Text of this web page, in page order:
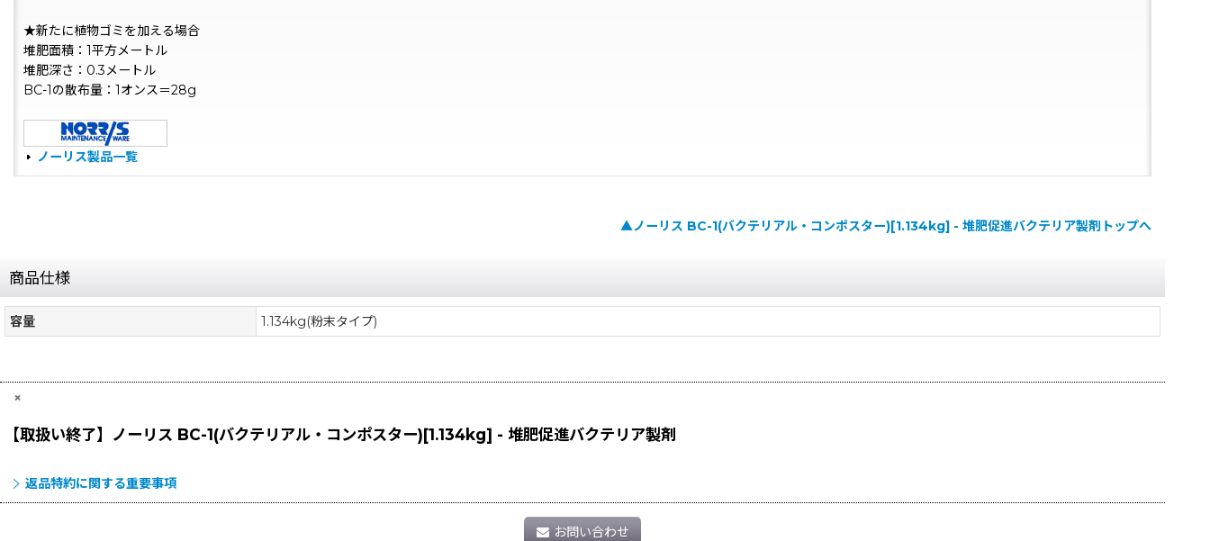
★新たに植物ゴミを加える場合
堆肥面積：1平方メートル
堆肥深さ：0.3メートル
BC-1の散布量：1オンス＝28g
ノーリス製品一覧
▲ノーリス BC-1(バクテリアル・コンポスター)[1.134kg] - 堆肥促進バクテリア製剤トップへ
商品仕様
容量 1.134kg(粉末タイプ)
×
【取扱い終了】ノーリス BC-1(バクテリアル・コンポスター)[1.134kg] - 堆肥促進バクテリア製剤
返品特約に関する重要事項
お問い合わせ